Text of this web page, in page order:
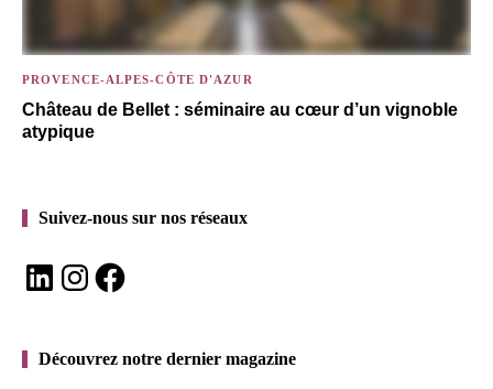
PROVENCE-ALPES-CÔTE D'AZUR
Château de Bellet : séminaire au cœur d’un vignoble
atypique
Suivez-nous sur nos réseaux
LinkedInInstagramFacebook
Découvrez notre dernier magazine